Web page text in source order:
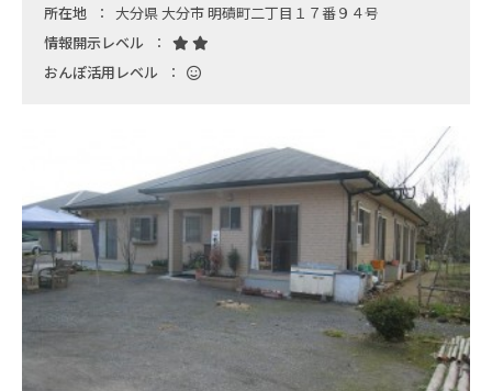
所在地
大分県 大分市 明磧町二丁目１７番９４号
情報開示レベル
おんぽ活用レベル